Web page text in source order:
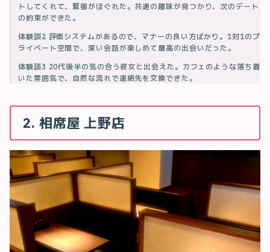
トしてくれて、緊張がほぐれた。共通の趣味が見つかり、次のデート
の約束ができた。
体験談2 評価システムがあるので、マナーの良い方ばかり。1対1のプ
ライベート空間で、深い会話が楽しめて最高の出会いだった。
体験談3 20代後半の気の合う彼女と出会えた。カフェのような落ち着
いた雰囲気で、自然な流れで連絡先を交換できた。
2. 相席屋 上野店